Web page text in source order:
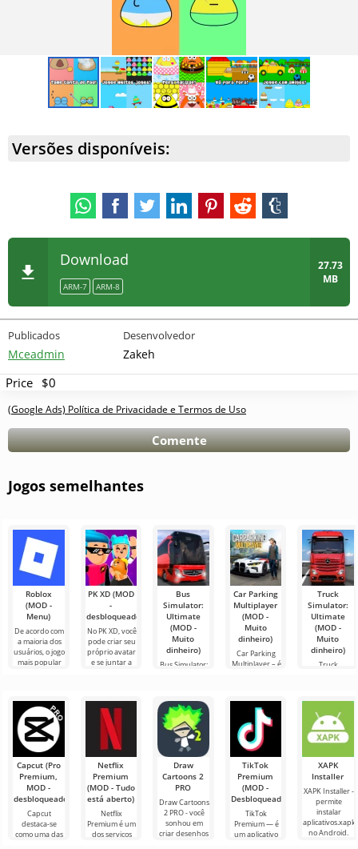
Versões disponíveis:
Download
ARM-7 ARM-8
27.73
MB
Publicados
Mceadmin
Desenvolvedor
Zakeh
Price $0
(Google Ads) Política de Privacidade e Termos de Uso
Comente
Jogos semelhantes
Roblox
(MOD -
Menu)
De acordo com
a maioria dos
usuários, o jogo
mais popular
PK XD (MOD
-
desbloqueado)
No PK XD, você
pode criar seu
próprio avatar
e se juntar a
Bus
Simulator:
Ultimate
(MOD -
Muito
dinheiro)
Bus Simulator:
para Android
que oferece
infinitas
Car Parking
Multiplayer
(MOD -
Muito
dinheiro)
Car Parking
Multiplayer – é
os jogadores
assumem o
papel de
Truck
Simulator:
Ultimate
(MOD -
Muito
dinheiro)
Truck
um simulador
de transporte
de carga e um
Capcut (Pro
Premium,
MOD -
desbloqueado)
Capcut
destaca-se
como uma das
Netflix
Premium
(MOD - Tudo
está aberto)
Netflix
Premium é um
dos serviços
Draw
Cartoons 2
PRO
Draw Cartoons
2 PRO - você
sonhou em
criar desenhos
TikTok
Premium
(MOD -
Desbloqueado)
TikTok
Premium — é
um aplicativo
XAPK
Installer
XAPK Installer -
permite
instalar
aplicativos.xapk
no Android.